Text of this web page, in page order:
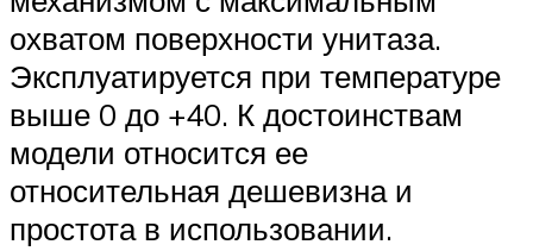
охватом поверхности унитаза.
Эксплуатируется при температуре
выше 0 до +40. К достоинствам
модели относится ее
относительная дешевизна и
простота в использовании.